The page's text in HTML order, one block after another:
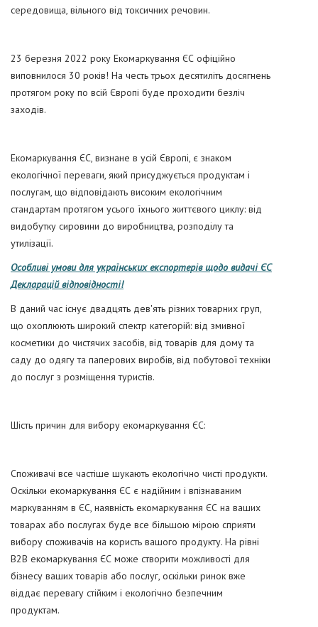
середовища, вільного від токсичних речовин.
23 березня 2022 року Екомаркування ЄС офіційно
виповнилося 30 років! На честь трьох десятиліть досягнень
протягом року по всій Європі буде проходити безліч
заходів.
Екомаркування ЄС, визнане в усій Європі, є знаком
екологічної переваги, який присуджується продуктам і
послугам, що відповідають високим екологічним
стандартам протягом усього їхнього життєвого циклу: від
видобутку сировини до виробництва, розподілу та
утилізації.
Особливі умови для українських експортерів щодо видачі ЄС
Декларацій відповідності!
В даний час існує двадцять дев'ять різних товарних груп,
що охоплюють широкий спектр категорій: від змивної
косметики до чистячих засобів, від товарів для дому та
саду до одягу та паперових виробів, від побутової техніки
до послуг з розміщення туристів.
Шість причин для вибору екомаркування ЄС:
Споживачі все частіше шукають екологічно чисті продукти.
Оскільки екомаркування ЄС є надійним і впізнаваним
маркуванням в ЄС, наявність екомаркування ЄС на ваших
товарах або послугах буде все більшою мірою сприяти
вибору споживачів на користь вашого продукту. На рівні
B2B екомаркування ЄС може створити можливості для
бізнесу ваших товарів або послуг, оскільки ринок вже
віддає перевагу стійким і екологічно безпечним
продуктам.